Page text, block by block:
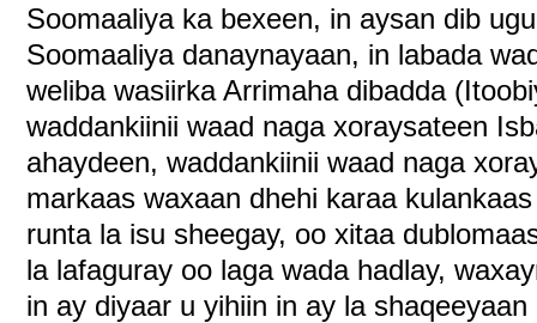
Soomaaliya ka bexeen, in aysan dib
Soomaaliya danaynayaan, in labada
weliba wasiirka Arrimaha dibadda
waddankiinii waad naga xoraysateen
ahaydeen, waddankiinii waad naga
markaas waxaan dhehi karaa
runta la isu sheegay, oo xitaa
la lafaguray oo laga wada hadlay,
in ay diyaar u yihiin in ay la